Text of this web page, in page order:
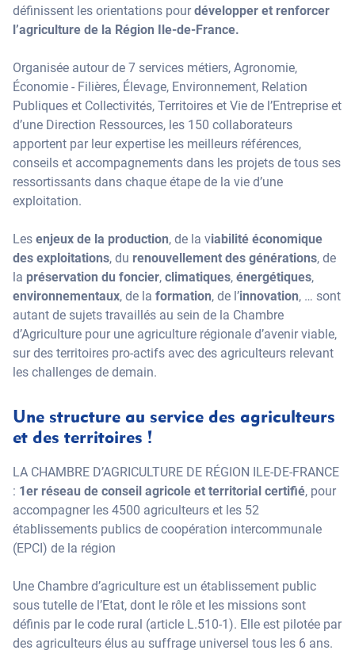
définissent les orientations pourdévelopper et renforcer
l’agriculture de la Région Ile-de-France.
Organisée autour de 7 services métiers, Agronomie,
Économie - Filières, Élevage, Environnement, Relation
Publiques et Collectivités, Territoires et Vie de l’Entreprise et
d’une Direction Ressources, les 150 collaborateurs
apportent par leur expertise les meilleurs références,
conseils et accompagnements dans les projets de tous ses
ressortissants dans chaque étape de la vie d’une
exploitation.
Les enjeux de la production, de la viabilité économique
des exploitations, du renouvellement des générations, de
la préservation du foncier, climatiques, énergétiques,
environnementaux, de la formation, de l’innovation, … sont
autant de sujets travaillés au sein de la Chambre
d’Agriculture pour une agriculture régionale d’avenir viable,
sur des territoires pro-actifs avec des agriculteurs relevant
les challenges de demain.
Une structure au service des agriculteurs
et des territoires !
LA CHAMBRE D’AGRICULTURE DE RÉGION ILE-DE-FRANCE
: 1er réseau de conseil agricole et territorial certifié, pour
accompagner les 4500 agriculteurs et les 52
établissements publics de coopération intercommunale
(EPCI) de la région
Une Chambre d’agriculture est un établissement public
sous tutelle de l’Etat, dont le rôle et les missions sont
définis par le code rural (article L.510-1). Elle est pilotée par
des agriculteurs élus au suffrage universel tous les 6 ans.